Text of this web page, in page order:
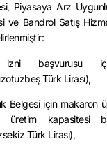
Piyasaya Arz
ve Bandrol Satış
başvurusu
Türk Lirası),
Belgesi için makaron
kapasitesi
Türk Lirası),